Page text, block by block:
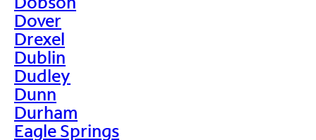
Dover
Drexel
Dublin
Dudley
Dunn
Durham
Eagle Springs